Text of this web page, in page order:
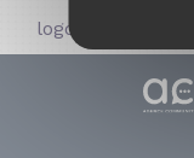
logotiktok